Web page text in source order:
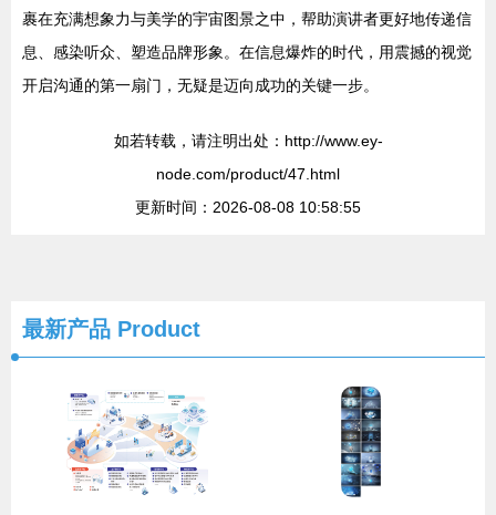
裹在充满想象力与美学的宇宙图景之中，帮助演讲者更好地传递信
息、感染听众、塑造品牌形象。在信息爆炸的时代，用震撼的视觉
开启沟通的第一扇门，无疑是迈向成功的关键一步。
如若转载，请注明出处：http://www.ey-
node.com/product/47.html
更新时间：2026-08-08 10:58:55
最新产品 Product